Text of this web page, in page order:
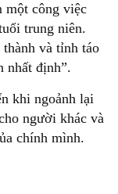
một công việc
trung niên.
và tỉnh táo
nhất định”.
khi ngoảnh lại
người khác và
chính mình.